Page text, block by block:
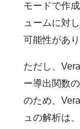
モードで作
ュームに対し
可能性があり
ただし、
ー導出関数
のため、
ュの解析は